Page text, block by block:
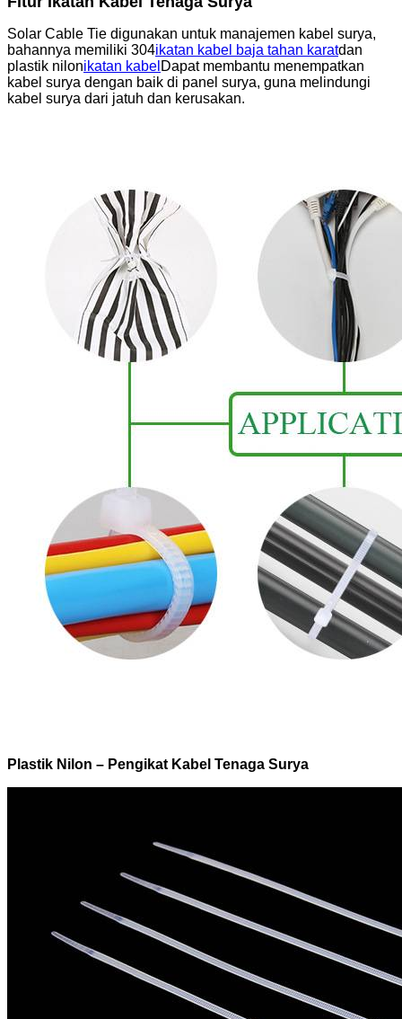
Solar Cable Tie digunakan untuk manajemen kabel surya,
bahannya memiliki 304ikatan kabel baja tahan karatdan
plastik nilonikatan kabel Dapat membantu menempatkan
kabel surya dengan baik di panel surya, guna melindungi
kabel surya dari jatuh dan kerusakan.
Plastik Nilon – Pengikat Kabel Tenaga Surya